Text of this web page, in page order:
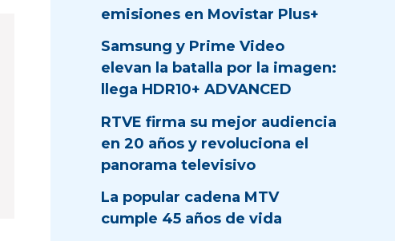
emisiones en Movistar Plus+
Samsung y Prime Video
elevan la batalla por la imagen:
llega HDR10+ ADVANCED
RTVE firma su mejor audiencia
en 20 años y revoluciona el
panorama televisivo
La popular cadena MTV
cumple 45 años de vida